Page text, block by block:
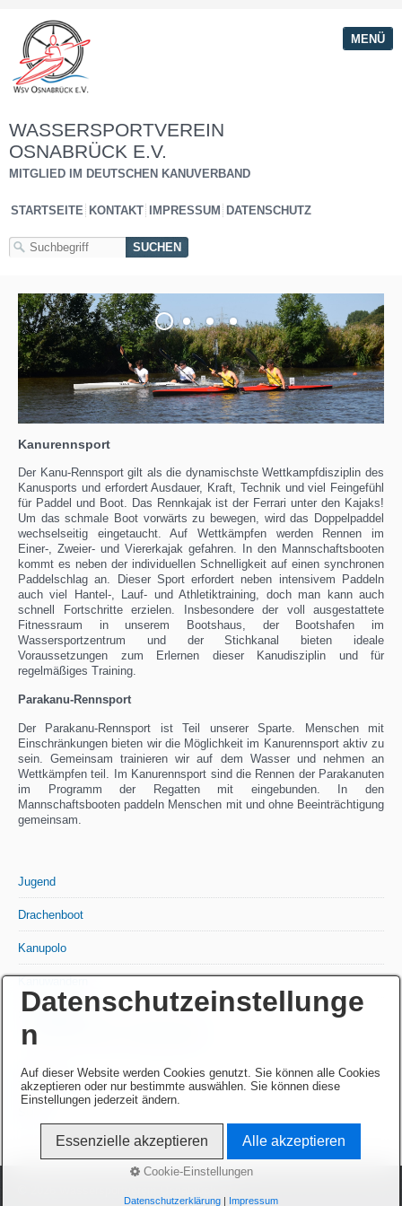
MENÜ
WASSERSPORTVEREIN
OSNABRÜCK E.V.
MITGLIED IM DEUTSCHEN KANUVERBAND
STARTSEITE KONTAKT IMPRESSUM DATENSCHUTZ
Kanurennsport
Der Kanu-Rennsport gilt als die dynamischste Wettkampfdisziplin des
Kanusports und erfordert Ausdauer, Kraft, Technik und viel Feingefühl
für Paddel und Boot. Das Rennkajak ist der Ferrari unter den Kajaks!
Um das schmale Boot vorwärts zu bewegen, wird das Doppelpaddel
wechselseitig eingetaucht. Auf Wettkämpfen werden Rennen im
Einer-, Zweier- und Viererkajak gefahren. In den Mannschaftsbooten
kommt es neben der individuellen Schnelligkeit auf einen synchronen
Paddelschlag an. Dieser Sport erfordert neben intensivem Paddeln
auch viel Hantel-, Lauf- und Athletiktraining, doch man kann auch
schnell Fortschritte erzielen. Insbesondere der voll ausgestattete
Fitnessraum in unserem Bootshaus, der Bootshafen im
Wassersportzentrum und der Stichkanal bieten ideale
Voraussetzungen zum Erlernen dieser Kanudisziplin und für
regelmäßiges Training.
Parakanu-Rennsport
Der Parakanu-Rennsport ist Teil unserer Sparte. Menschen mit
Einschränkungen bieten wir die Möglichkeit im Kanurennsport aktiv zu
sein. Gemeinsam trainieren wir auf dem Wasser und nehmen an
Wettkämpfen teil. Im Kanurennsport sind die Rennen der Parakanuten
im Programm der Regatten mit eingebunden. In den
Mannschaftsbooten paddeln Menschen mit und ohne Beeinträchtigung
gemeinsam.
Jugend
Drachenboot
Kanupolo
Rennkajak
Kontakt_Termine_Trainingszeiten
Senioren
Datenschutzeinstellunge
n
Auf dieser Website werden Cookies genutzt. Sie können alle Cookies
akzeptieren oder nur bestimmte auswählen. Sie können diese
Einstellungen jederzeit ändern.
Essenzielle akzeptieren Alle akzeptieren
Cookie-Einstellungen
Datenschutzerklärung| Impressum